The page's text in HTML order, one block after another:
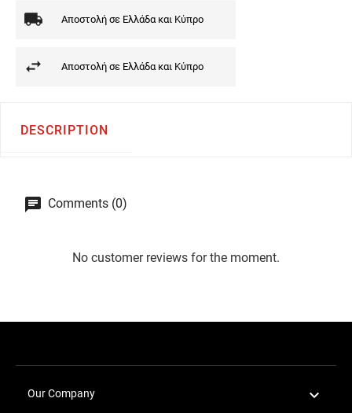
Αποστολή σε Ελλάδα και Κύπρο
Αποστολή σε Ελλάδα και Κύπρο
DESCRIPTION
Comments (0)
No customer reviews for the moment.
Our Company 